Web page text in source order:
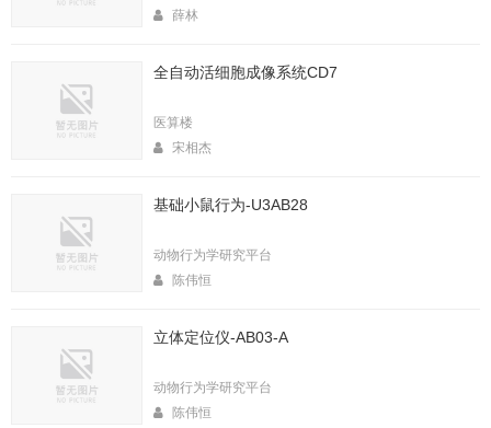
薛林
全自动活细胞成像系统CD7
医算楼
宋相杰
基础小鼠行为-U3AB28
动物行为学研究平台
陈伟恒
立体定位仪-AB03-A
动物行为学研究平台
陈伟恒